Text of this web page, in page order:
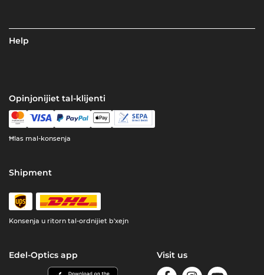
Help
Opinjonijiet tal-klijenti
Ħlas mal-konsenja
Shipment
Konsenja u ritorn tal-ordnijiet b'xejn
Edel-Optics app Visit us